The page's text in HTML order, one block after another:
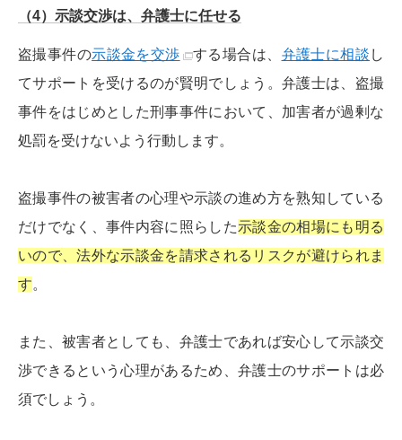
（4）示談交渉は、弁護士に任せる
盗撮事件の示談金を交渉 する場合は、 弁護士に相談 し
てサポートを受けるのが賢明でしょう。弁護士は、盗撮
事件をはじめとした刑事事件において、加害者が過剰な
処罰を受けないよう行動します。
盗撮事件の被害者の心理や示談の進め方を熟知している
だけでなく、事件内容に照らした示談金の相場にも明る
いので、法外な示談金を請求されるリスクが避けられま
す。
また、被害者としても、弁護士であれば安心して示談交
渉できるという心理があるため、弁護士のサポートは必
須でしょう。